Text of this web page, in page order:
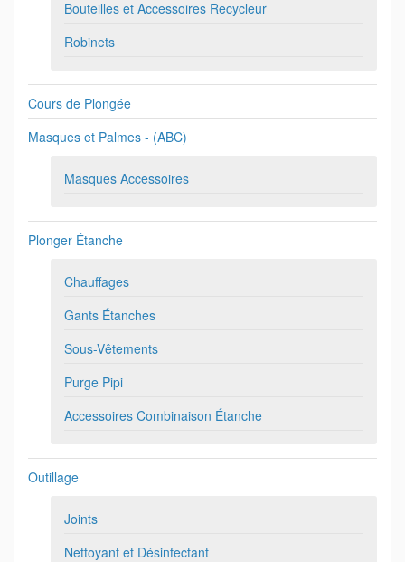
Bouteilles et Accessoires Recycleur
Robinets
Cours de Plongée
Masques et Palmes - (ABC)
Masques Accessoires
Plonger Étanche
Chauffages
Gants Étanches
Sous-Vêtements
Purge Pipi
Accessoires Combinaison Étanche
Outillage
Joints
Nettoyant et Désinfectant